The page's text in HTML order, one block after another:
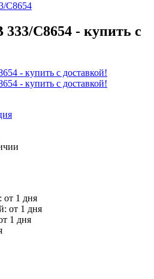
C8654
C8654 - купить с
от 1 дня
от 1 дня
1 дня